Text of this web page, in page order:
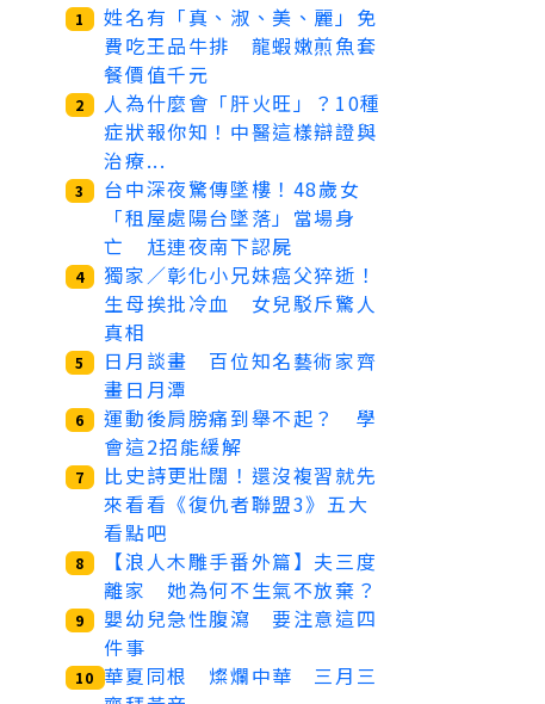
1
姓名有「真、淑、美、麗」免
費吃王品牛排 龍蝦嫩煎魚套
餐價值千元
2
人為什麼會「肝火旺」？10種
症狀報你知！中醫這樣辯證與
治療...
3
台中深夜驚傳墜樓！48歲女
「租屋處陽台墜落」當場身
亡 尪連夜南下認屍
4
獨家／彰化小兄妹癌父猝逝！
生母挨批冷血 女兒駁斥驚人
真相
5
日月談畫 百位知名藝術家齊
畫日月潭
6
運動後肩膀痛到舉不起？ 學
會這2招能緩解
7
比史詩更壯闊！還沒複習就先
來看看《復仇者聯盟3》五大
看點吧
8
【浪人木雕手番外篇】夫三度
離家 她為何不生氣不放棄？
9
嬰幼兒急性腹瀉 要注意這四
件事
10 華夏同根 燦爛中華 三月三